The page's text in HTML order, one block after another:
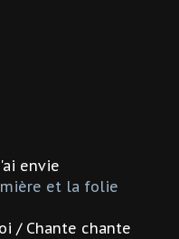
envie
et la folie
/ Chante chante